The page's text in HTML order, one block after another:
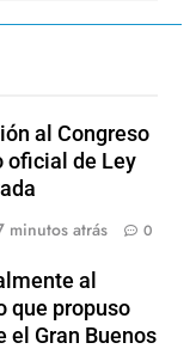
al Congreso
oficial de Ley
minutos atrás 0
al
que propuso
el Gran Buenos